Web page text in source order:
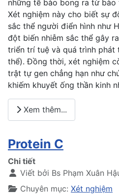
những tế bào bong ra từ
Xét nghiệm này cho biết sự
sắc thể người điển hình như
đột biến nhiễm sắc thể gây
triển trí tuệ và quá trình
thể). Đồng thời, xét nghiệm
trật tự gen chẳng hạn như
khiếm khuyết ống thần kinh
Xem thêm...
Protein C
Chi tiết
Viết bởi Bs Phạm Xuân
Chuyên mục: Xét nghiệm